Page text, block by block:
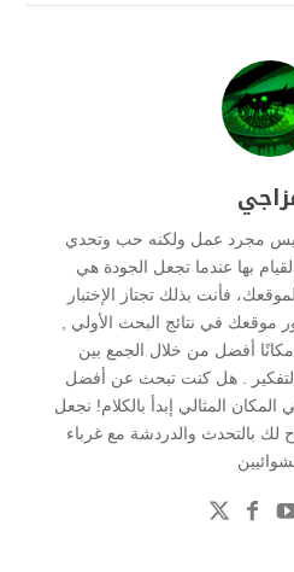
مجرد عمل ولكنه حب وتحدي
بها عندما تجعل الجودة هي
فأنت بذلك تجتاز الإختبار
موقعك في نتائج البحث الأولي ,
أفضل من خلال الجمع بين
. هل كنت تبحث عن أفضل
المثالي إبدأ بالكلام! نجعل
لك بالتحدث والدردشة مع غرباء